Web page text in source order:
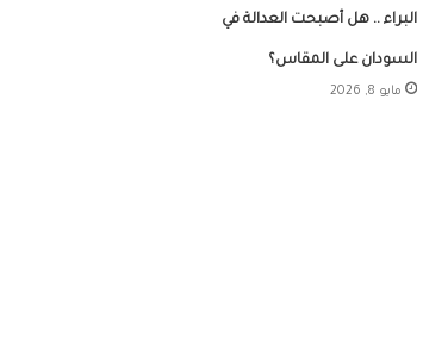
البراء .. هل أصبحت العدالة في
السودان على المقاس؟
مايو 8, 2026